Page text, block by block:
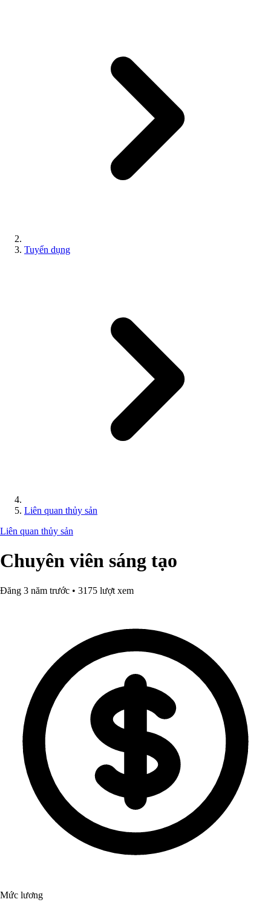
Tuyển dụng
Liên quan thủy sản
Liên quan thủy sản
Chuyên viên sáng tạo
Đăng 3 năm trước • 3175 lượt xem
Mức lương